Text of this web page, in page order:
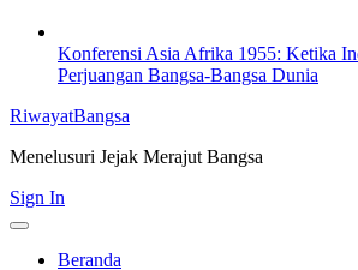
Konferensi Asia Afrika 1955: Ketika
Perjuangan Bangsa-Bangsa Dunia
RiwayatBangsa
Menelusuri Jejak Merajut Bangsa
Sign In
Beranda